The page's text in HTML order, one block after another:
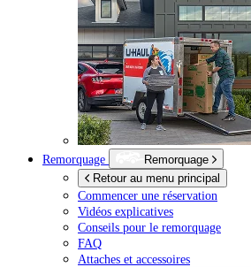
Remorquage
Remorquage
Retour au menu principal
Commencer une réservation
Vidéos explicatives
Conseils pour le remorquage
FAQ
Attaches et accessoires